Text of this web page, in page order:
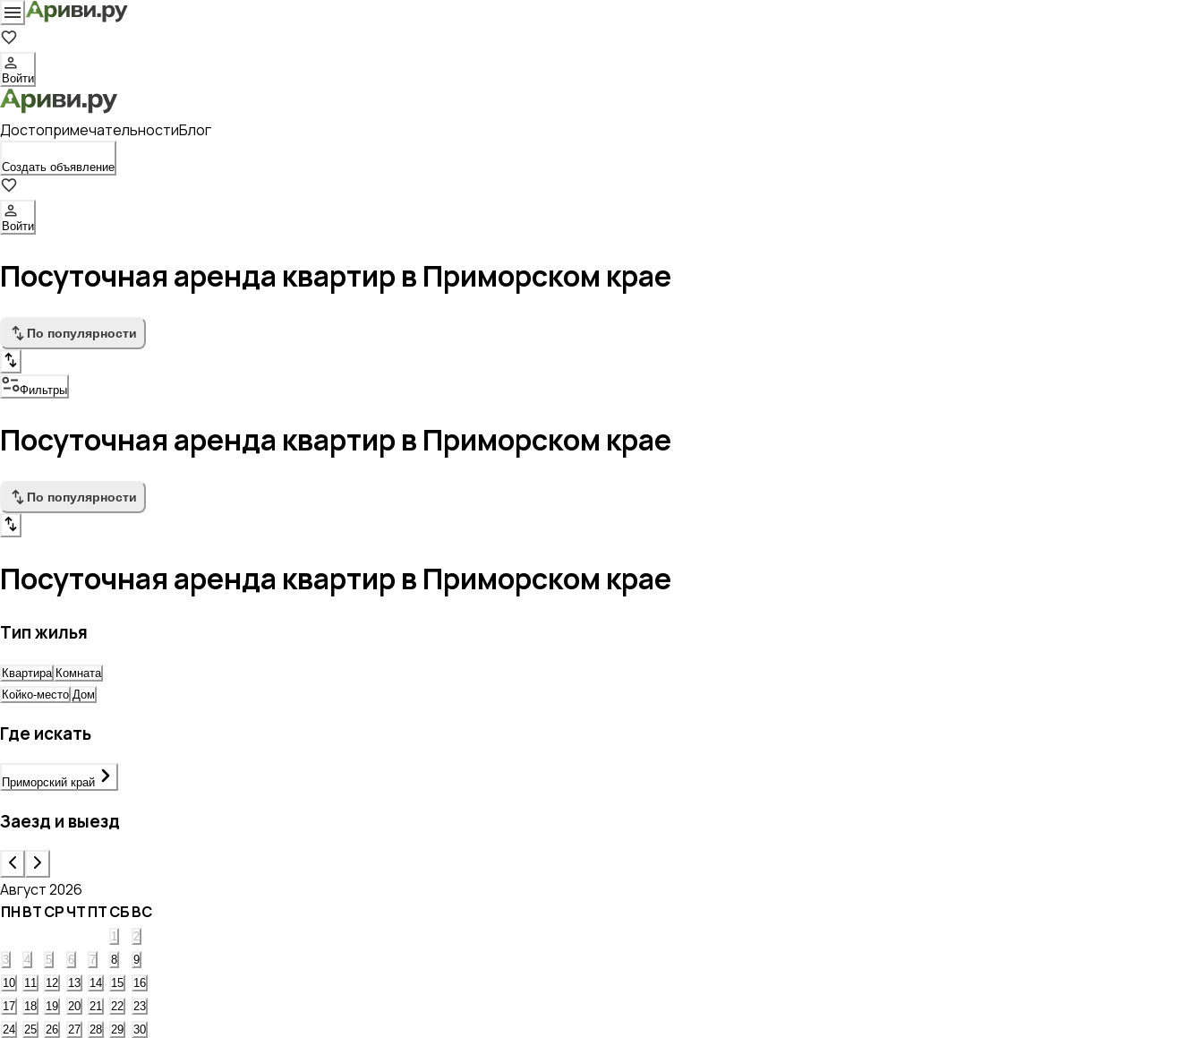
Войти
ДостопримечательностиБлог
Создать объявление
Войти
Посуточная аренда квартир в Приморском крае
По популярности
Фильтры
Посуточная аренда квартир в Приморском крае
По популярности
Посуточная аренда квартир в Приморском крае
Тип жилья
Квартира Комната
Койко-место Дом
Где искать
Приморский край
Заезд и выезд
Август 2026
ПНВТСРЧТПТСБВС
1
2
3
4 5 6 7 8
9
10
11 12 13 14 15
16
17
18 19 20 21 22
23
24
25 26 27 28 29
30